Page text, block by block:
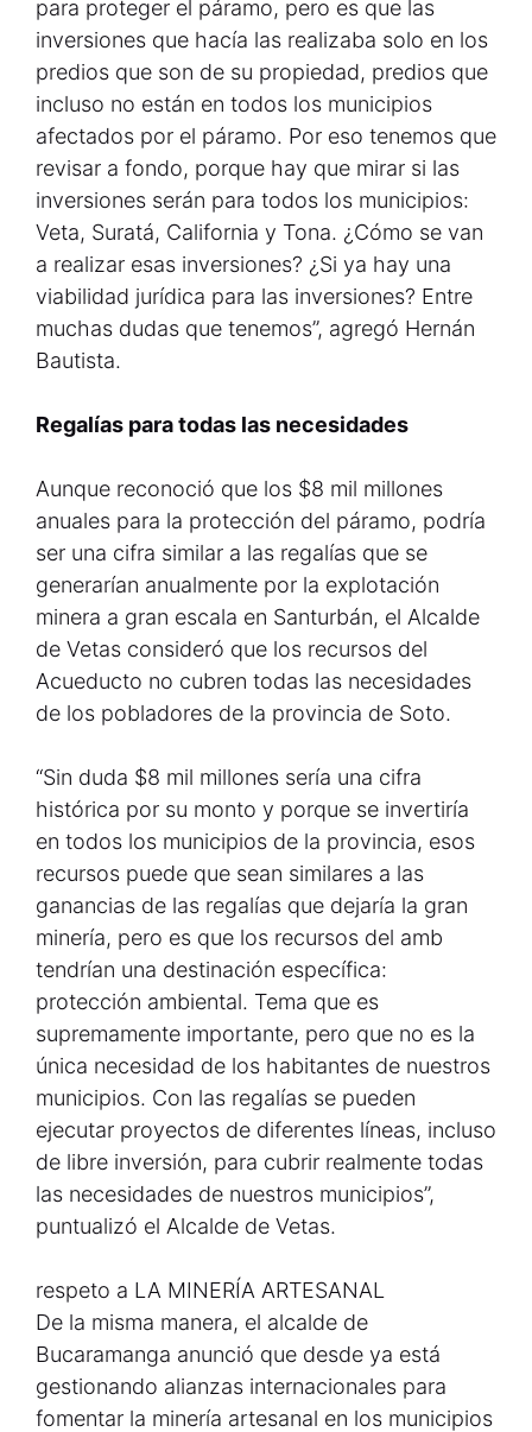
para proteger el páramo, pero es que las
inversiones que hacía las realizaba solo en los
predios que son de su propiedad, predios que
incluso no están en todos los municipios
afectados por el páramo. Por eso tenemos que
revisar a fondo, porque hay que mirar si las
inversiones serán para todos los municipios:
Veta, Suratá, California y Tona. ¿Cómo se van
a realizar esas inversiones? ¿Si ya hay una
viabilidad jurídica para las inversiones? Entre
muchas dudas que tenemos”, agregó Hernán
Bautista.
Regalías para todas las necesidades
Aunque reconoció que los $8 mil millones
anuales para la protección del páramo, podría
ser una cifra similar a las regalías que se
generarían anualmente por la explotación
minera a gran escala en Santurbán, el Alcalde
de Vetas consideró que los recursos del
Acueducto no cubren todas las necesidades
de los pobladores de la provincia de Soto.
“Sin duda $8 mil millones sería una cifra
histórica por su monto y porque se invertiría
en todos los municipios de la provincia, esos
recursos puede que sean similares a las
ganancias de las regalías que dejaría la gran
minería, pero es que los recursos del amb
tendrían una destinación específica:
protección ambiental. Tema que es
supremamente importante, pero que no es la
única necesidad de los habitantes de nuestros
municipios. Con las regalías se pueden
ejecutar proyectos de diferentes líneas, incluso
de libre inversión, para cubrir realmente todas
las necesidades de nuestros municipios”,
puntualizó el Alcalde de Vetas.
respeto a LA MINERÍA ARTESANAL
De la misma manera, el alcalde de
Bucaramanga anunció que desde ya está
gestionando alianzas internacionales para
fomentar la minería artesanal en los municipios